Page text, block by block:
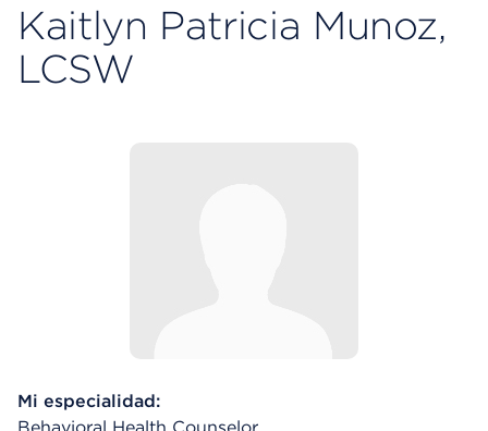
Kaitlyn Patricia Munoz,
LCSW
Mi especialidad: